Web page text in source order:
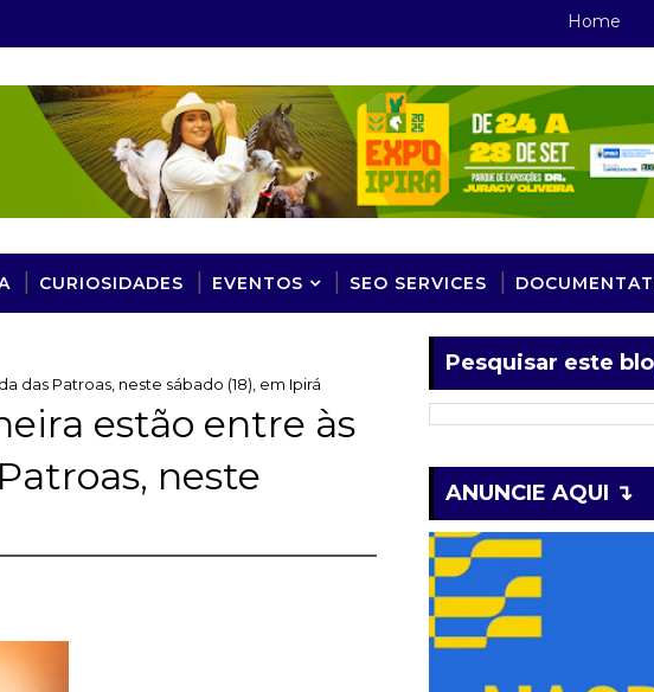
Home
CURIOSIDADES EVENTOS SEO SERVICES
das Patroas, neste sábado (18), em Ipirá
estão entre às
neste
Pesquisar este
ANUNCIE AQUI ↴